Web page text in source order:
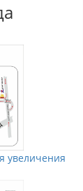
увеличения